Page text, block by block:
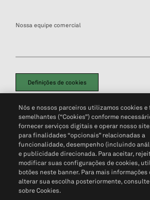
Nossa equipe comercial
Definições de cookies
Política de PrivacidadePortal de privacidade do
Não Venda Minhas Informações Pessoais© 2026
Nós e nossos parceiros utilizamos cookies e
semelhantes (“Cookies”) conforme
fornecer serviços digitais e operar nosso
para finalidades “opcionais” relacionadas a
funcionalidade, desempenho (incluindo
e publicidade direcionada. Para aceitar,
modificar suas configurações de cookies,
botões neste banner. Para mais informações
alterar sua escolha posteriormente,
sobre Cookies.